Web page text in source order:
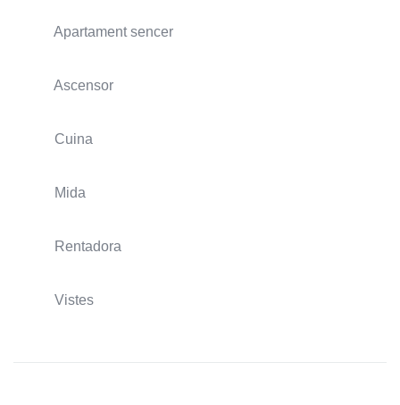
Apartament sencer
Ascensor
Cuina
Mida
Rentadora
Vistes